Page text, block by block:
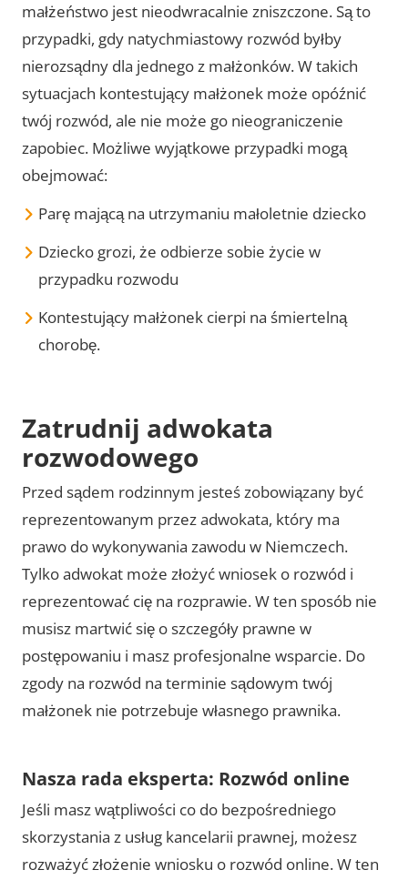
małżeństwo jest nieodwracalnie zniszczone. Są to
przypadki, gdy natychmiastowy rozwód byłby
nierozsądny dla jednego z małżonków. W takich
sytuacjach kontestujący małżonek może opóźnić
twój rozwód, ale nie może go nieograniczenie
zapobiec. Możliwe wyjątkowe przypadki mogą
obejmować:
Parę mającą na utrzymaniu małoletnie dziecko
Dziecko grozi, że odbierze sobie życie w
przypadku rozwodu
Kontestujący małżonek cierpi na śmiertelną
chorobę.
Zatrudnij adwokata
rozwodowego
Przed sądem rodzinnym jesteś zobowiązany być
reprezentowanym przez adwokata, który ma
prawo do wykonywania zawodu w Niemczech.
Tylko adwokat może złożyć wniosek o rozwód i
reprezentować cię na rozprawie. W ten sposób nie
musisz martwić się o szczegóły prawne w
postępowaniu i masz profesjonalne wsparcie. Do
zgody na rozwód na terminie sądowym twój
małżonek nie potrzebuje własnego prawnika.
Nasza rada eksperta: Rozwód online
Jeśli masz wątpliwości co do bezpośredniego
skorzystania z usług kancelarii prawnej, możesz
rozważyć złożenie wniosku o rozwód online. W ten